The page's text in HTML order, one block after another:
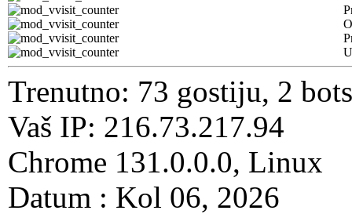
Trenutno: 73 gostiju, 2
Vaš IP: 216.73.217.94
Chrome 131.0.0.0, Linux
Datum : Kol 06, 2026